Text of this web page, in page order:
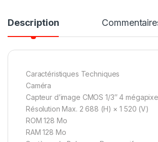
Description
Caractéristiques Techniques
Caméra
Capteur d’image CMOS 1/3″ 4
Résolution Max. 2 688 (H) × 1 520 (V)
ROM 128 Mo
RAM 128 Mo